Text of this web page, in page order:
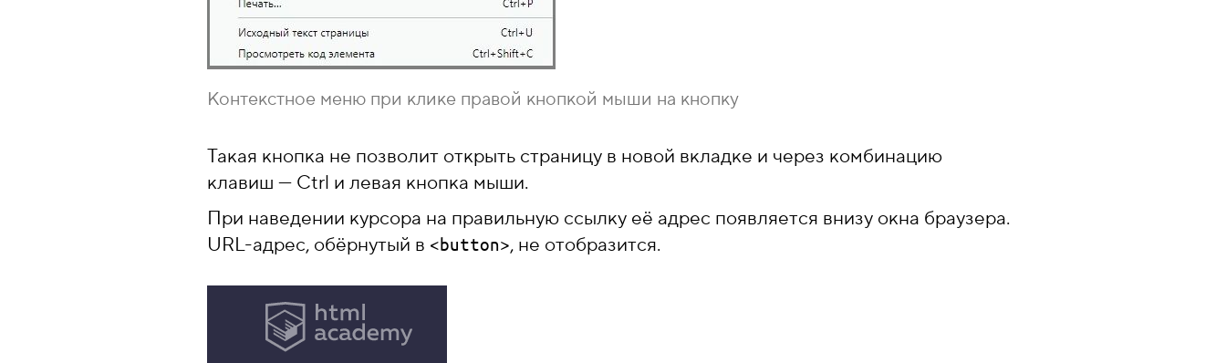
Контекстное меню при клике правой кнопкой мыши на кнопку
Такая кнопка не позволит открыть страницу в новой вкладке и через комбинацию
клавиш — Ctrl и левая кнопка мыши.
При наведении курсора на правильную ссылку её адрес появляется внизу окна браузера.
URL-адрес, обёрнутый в <button>, не отобразится.